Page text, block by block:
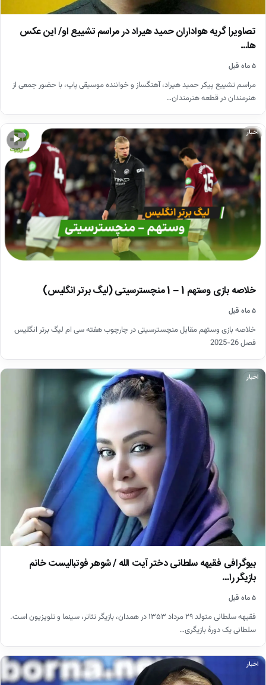
تصاویر| گریه هواداران حمید هیراد در مراسم تشییع او/ این عکس
ها…
۵ ماه قبل
مراسم تشییع پیکر حمید هیراد، آهنگساز و خواننده موسیقی پاپ، با حضور جمعی از
هنرمندان در قطعه هنرمندان…
▶
اخبار
خلاصه بازی وستهم 1 – 1 منچسترسیتی (لیگ برتر انگلیس)
۵ ماه قبل
خلاصه بازی وستهم مقابل منچسترسیتی در چارچوب هفته سی ام لیگ برتر انگلیس
فصل 26-2025
اخبار
بیوگرافی فقیهه سلطانی دختر آیت الله / شوهر فوتبالیست خانم
بازیگر را…
۵ ماه قبل
فقیهه سلطانی متولد ۲۹ مرداد ۱۳۵۳ در همدان، بازیگر تئاتر، سینما و تلویزیون است.
سلطانی یک دورهٔ بازیگری…
اخبار